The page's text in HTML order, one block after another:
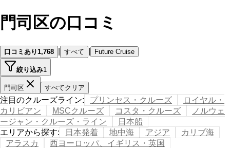
門司区の口コミ
口コミあり1,768 すべて Future Cruise
絞り込み1
門司区 すべてクリア
注目のクルーズライン: プリンセス・クルーズ
ロイヤル・
カリビアン
MSCクルーズ コスタ・クルーズ
ノルウェ
ージャン・クルーズ・ライン
日本船
エリアから探す: 日本発着 地中海 アジア
カリブ海
アラスカ
西ヨーロッパ、イギリス・英国